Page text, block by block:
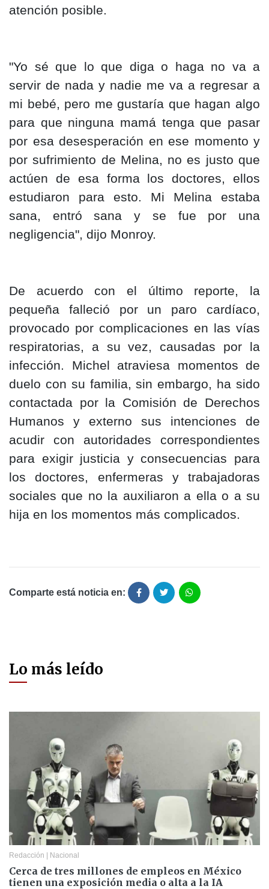
atención posible.
"Yo sé que lo que diga o haga no va a
servir de nada y nadie me va a regresar a
mi bebé, pero me gustaría que hagan algo
para que ninguna mamá tenga que pasar
por esa desesperación en ese momento y
por sufrimiento de Melina, no es justo que
actúen de esa forma los doctores, ellos
estudiaron para esto. Mi Melina estaba
sana, entró sana y se fue por una
negligencia", dijo Monroy.
De acuerdo con el último reporte, la
pequeña falleció por un paro cardíaco,
provocado por complicaciones en las vías
respiratorias, a su vez, causadas por la
infección. Michel atraviesa momentos de
duelo con su familia, sin embargo, ha sido
contactada por la Comisión de Derechos
Humanos y externo sus intenciones de
acudir con autoridades correspondientes
para exigir justicia y consecuencias para
los doctores, enfermeras y trabajadoras
sociales que no la auxiliaron a ella o a su
hija en los momentos más complicados.
Comparte está noticia en:
Lo más leído
Redacción | Nacional
Cerca de tres millones de empleos en México
tienen una exposición media o alta a la IA